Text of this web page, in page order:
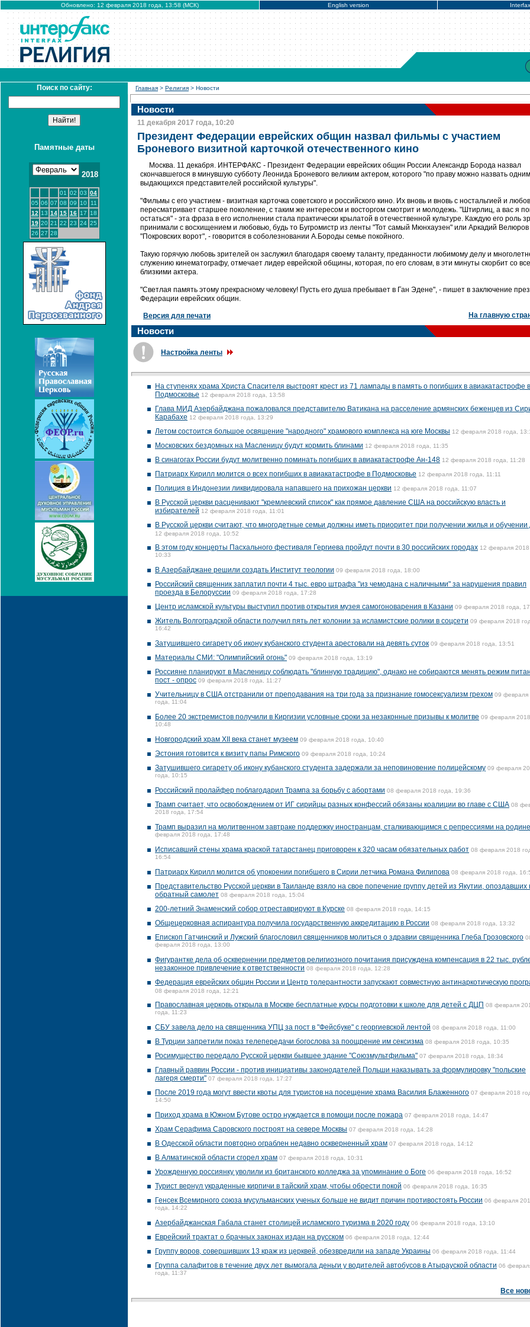
Обновлено: 12 февраля 2018 года, 13:58 (МСК) English version
Поиск по сайту:
Памятные даты
2018
01 02 03 04
05 06 07 08 09 10
11
12 13 14 15 16 17
18
19 20 21 22 23 24 25
26 27 28
Главная > Религия > Новости
Новости
11 декабря 2017 года, 10:20
Президент Федерации еврейских общин назвал фильмы с участием
Броневого визитной карточкой отечественного кино
Москва. 11 декабря. ИНТЕРФАКС - Президент Федерации еврейских общин России Александр Борода назвал
скончавшегося в минувшую субботу Леонида Броневого великим актером, которого "по праву можно назвать
выдающихся представителей российской культуры".
"Фильмы с его участием - визитная карточка советского и российского кино. Их вновь и вновь с ностальгией и
пересматривает старшее поколение, с таким же интересом и восторгом смотрит и молодежь. "Штирлиц, а вас я
остаться" - эта фраза в его исполнении стала практически крылатой в отечественной культуре. Каждую его роль
принимали с восхищением и любовью, будь то Бугромистр из ленты "Тот самый Мюнхаузен" или Аркадий Велюров
"Покровских ворот", - говорится в соболезновании А.Бороды семье покойного.
Такую горячую любовь зрителей он заслужил благодаря своему таланту, преданности любимому делу и
служению кинематографу, отмечает лидер еврейской общины, которая, по его словам, в эти минуты скорбит со
близкими актера.
"Светлая память этому прекрасному человеку! Пусть его душа пребывает в Ган Эдене", - пишет в заключение
Федерации еврейских общин.
Версия для печати На главную
Новости
Настройка ленты
На ступенях храма Христа Спасителя выстроят крест из 71 лампады в память о погибших в авиакатастрофе в
Подмосковье 12 февраля 2018 года, 13:58
Глава МИД Азербайджана пожаловался представителю Ватикана на расселение армянских беженцев из
Карабахе 12 февраля 2018 года, 13:29
Летом состоится большое освящение "народного" храмового комплекса на юге Москвы 12 февраля 2018 года,
Московских бездомных на Масленицу будут кормить блинами 12 февраля 2018 года, 11:35
В синагогах России будут молитвенно поминать погибших в авиакатастрофе Ан-148 12 февраля 2018 года, 11:28
Патриарх Кирилл молится о всех погибших в авиакатастрофе в Подмосковье 12 февраля 2018 года, 11:11
Полиция в Индонезии ликвидировала напавшего на прихожан церкви 12 февраля 2018 года, 11:07
В Русской церкви расценивают "кремлевский список" как прямое давление США на российскую власть и
избирателей 12 февраля 2018 года, 11:01
В Русской церкви считают, что многодетные семьи должны иметь приоритет при получении жилья и обучении
12 февраля 2018 года, 10:52
В этом году концерты Пасхального фестиваля Гергиева пройдут почти в 30 российских городах 12 февраля 2018
10:33
В Азербайджане решили создать Институт теологии 09 февраля 2018 года, 18:00
Российский священник заплатил почти 4 тыс. евро штрафа "из чемодана с наличными" за нарушения правил
проезда в Белоруссии 09 февраля 2018 года, 17:28
Центр исламской культуры выступил против открытия музея самогоноварения в Казани 09 февраля 2018 года,
Житель Волгоградской области получил пять лет колонии за исламистские ролики в соцсети 09 февраля 2018
16:42
Затушившего сигарету об икону кубанского студента арестовали на девять суток 09 февраля 2018 года, 13:51
Материалы СМИ: "Олимпийский огонь" 09 февраля 2018 года, 13:19
Россияне планируют в Масленицу соблюдать "блинную традицию", однако не собираются менять режим
пост - опрос 09 февраля 2018 года, 11:27
Учительницу в США отстранили от преподавания на три года за признание гомосексуализм грехом 09 февраля
года, 11:04
Более 20 экстремистов получили в Киргизии условные сроки за незаконные призывы к молитве 09 февраля 2018
10:48
Новгородский храм XII века станет музеем 09 февраля 2018 года, 10:40
Эстония готовится к визиту папы Римского 09 февраля 2018 года, 10:24
Затушившего сигарету об икону кубанского студента задержали за неповиновение полицейскому 09 февраля
года, 10:15
Российский пролайфер поблагодарил Трампа за борьбу с абортами 08 февраля 2018 года, 19:36
Трамп считает, что освобождением от ИГ сирийцы разных конфессий обязаны коалиции во главе с США 08
2018 года, 17:54
Трамп выразил на молитвенном завтраке поддержку иностранцам, сталкивающимся с репрессиями на родине
февраля 2018 года, 17:48
Исписавший стены храма краской татарстанец приговорен к 320 часам обязательных работ 08 февраля 2018
16:54
Патриарх Кирилл молится об упокоении погибшего в Сирии летчика Романа Филипова 08 февраля 2018 года,
Представительство Русской церкви в Таиланде взяло на свое попечение группу детей из Якутии, опоздавших
обратный самолет 08 февраля 2018 года, 15:04
200-летний Знаменский собор отреставрируют в Курске 08 февраля 2018 года, 14:15
Общецерковная аспирантура получила государственную аккредитацию в России 08 февраля 2018 года, 13:32
Епископ Гатчинский и Лужский благословил священников молиться о здравии священника Глеба Грозовского
февраля 2018 года, 13:00
Фигурантке дела об осквернении предметов религиозного почитания присуждена компенсация в 22 тыс.
незаконное привлечение к ответственности 08 февраля 2018 года, 12:28
Федерация еврейских общин России и Центр толерантности запускают совместную антинаркотическую
08 февраля 2018 года, 12:21
Православная церковь открыла в Москве бесплатные курсы подготовки к школе для детей с ДЦП 08 февраля
года, 11:23
СБУ завела дело на священника УПЦ за пост в "Фейсбуке" с георгиевской лентой 08 февраля 2018 года, 11:00
В Турции запретили показ телепередачи богослова за поощрение им сексизма 08 февраля 2018 года, 10:35
Росимущество передало Русской церкви бывшее здание "Союзмультфильма" 07 февраля 2018 года, 18:34
Главный раввин России - против инициативы законодателей Польши наказывать за формулировку "польские
лагеря смерти" 07 февраля 2018 года, 17:27
После 2019 года могут ввести квоты для туристов на посещение храма Василия Блаженного 07 февраля 2018
14:50
Приход храма в Южном Бутове остро нуждается в помощи после пожара 07 февраля 2018 года, 14:47
Храм Серафима Саровского построят на севере Москвы 07 февраля 2018 года, 14:28
В Одесской области повторно ограблен недавно оскверненный храм 07 февраля 2018 года, 14:12
В Алматинской области сгорел храм 07 февраля 2018 года, 10:31
Урожденную россиянку уволили из британского колледжа за упоминание о Боге 06 февраля 2018 года, 16:52
Турист вернул украденные кирпичи в тайский храм, чтобы обрести покой 06 февраля 2018 года, 16:35
Генсек Всемирного союза мусульманских ученых больше не видит причин противостоять России 06 февраля
года, 14:22
Азербайджанская Габала станет столицей исламского туризма в 2020 году 06 февраля 2018 года, 13:10
Еврейский трактат о брачных законах издан на русском 06 февраля 2018 года, 12:44
Группу воров, совершивших 13 краж из церквей, обезвредили на западе Украины 06 февраля 2018 года, 11:44
Группа салафитов в течение двух лет вымогала деньги у водителей автобусов в Атырауской области 06
года, 11:37
Все